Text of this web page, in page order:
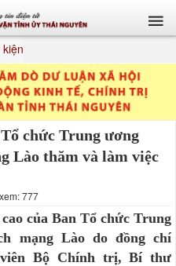
chức Trung ương
Lào thăm và làm việc
777
của Ban Tổ chức Trung
mạng Lào do đồng chí
viên Bộ Chính trị, Bí thư